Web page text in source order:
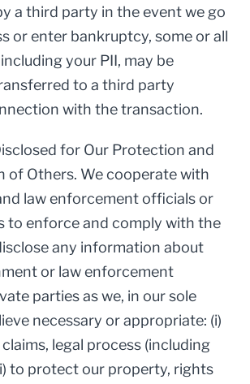
a third party in the event we go
or enter bankruptcy, some or all
your PII, may be
to a third party
with the transaction.
for Our Protection and
of Others. We cooperate with
law enforcement officials or
to enforce and comply with the
any information about
or law enforcement
parties as we, in our sole
necessary or appropriate: (i)
legal process (including
to protect our property, rights